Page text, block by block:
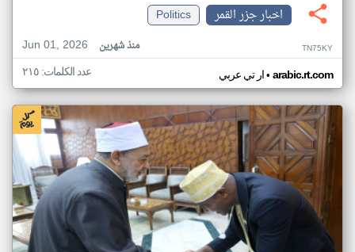
اخبار جزر القمر
Politics
Jun 01, 2026
منذ شهرين TN75KY
ار تي عربي• arabic.rt.com عدد الكلمات: ٢١٥